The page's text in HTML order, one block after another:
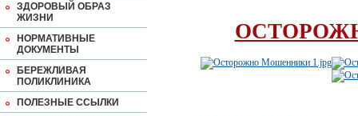
ЗДОРОВЫЙ ОБРАЗ
ЖИЗНИ
НОРМАТИВНЫЕ
ДОКУМЕНТЫ
БЕРЕЖЛИВАЯ
ПОЛИКЛИНИКА
ПОЛЕЗНЫЕ ССЫЛКИ